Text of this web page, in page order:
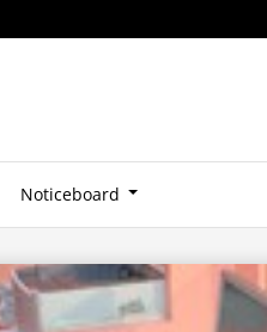
Noticeboard